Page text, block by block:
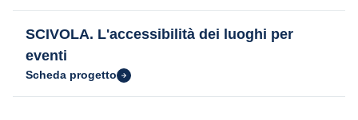
SCIVOLA. L'accessibilità dei luoghi per
eventi
Scheda progetto